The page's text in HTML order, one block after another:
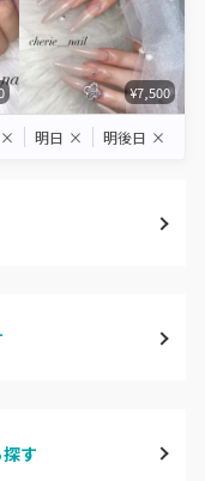
¥7,500
× 明日 × 明後日 ×
す